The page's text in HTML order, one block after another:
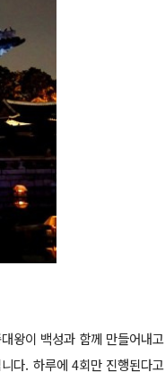
왕이 백성과 함께 만들어내고
다. 하루에 4회만 진행된다고